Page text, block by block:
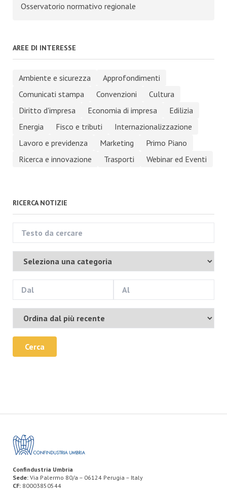
Osservatorio normativo regionale
AREE DI INTERESSE
Ambiente e sicurezza
Approfondimenti
Comunicati stampa
Convenzioni
Cultura
Diritto d'impresa
Economia di impresa
Edilizia
Energia
Fisco e tributi
Internazionalizzazione
Lavoro e previdenza
Marketing
Primo Piano
Ricerca e innovazione
Trasporti Webinar ed Eventi
RICERCA NOTIZIE
Cerca
Confindustria Umbria
Sede: Via Palermo 80/a – 06124 Perugia – Italy
CF: 80003850544